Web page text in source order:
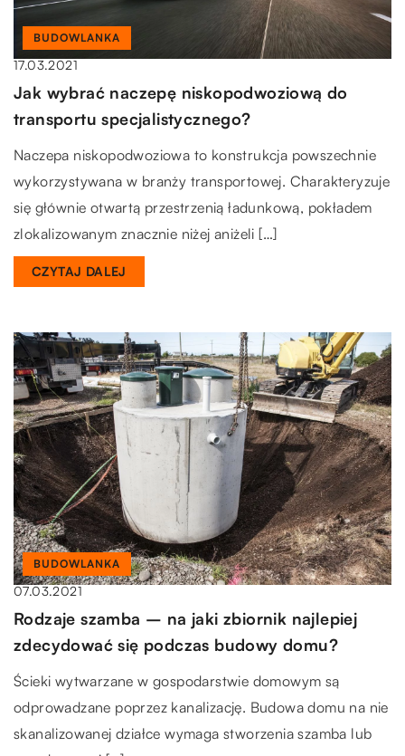
BUDOWLANKA
17.03.2021
Jak wybrać naczepę niskopodwoziową do
transportu specjalistycznego?
Naczepa niskopodwoziowa to konstrukcja powszechnie
wykorzystywana w branży transportowej. Charakteryzuje
się głównie otwartą przestrzenią ładunkową, pokładem
zlokalizowanym znacznie niżej aniżeli […]
CZYTAJ DALEJ
BUDOWLANKA
07.03.2021
Rodzaje szamba – na jaki zbiornik najlepiej
zdecydować się podczas budowy domu?
Ścieki wytwarzane w gospodarstwie domowym są
odprowadzane poprzez kanalizację. Budowa domu na nie
skanalizowanej działce wymaga stworzenia szamba lub